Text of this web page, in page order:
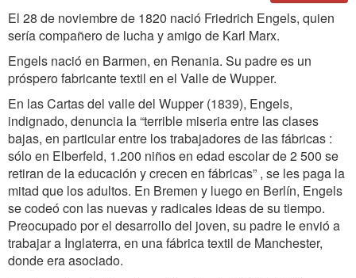
El 28 de noviembre de 1820 nació Friedrich Engels, quien
sería compañero de lucha y amigo de Karl Marx.
Engels nació en Barmen, en Renania. Su padre es un
próspero fabricante textil en el Valle de Wupper.
En las Cartas del valle del Wupper (1839), Engels,
indignado, denuncia la “terrible miseria entre las clases
bajas, en particular entre los trabajadores de las fábricas :
sólo en Elberfeld, 1.200 niños en edad escolar de 2 500 se
retiran de la educación y crecen en fábricas” , se les paga la
mitad que los adultos. En Bremen y luego en Berlín, Engels
se codeó con las nuevas y radicales ideas de su tiempo.
Preocupado por el desarrollo del joven, su padre le envió a
trabajar a Inglaterra, en una fábrica textil de Manchester,
donde era asociado.